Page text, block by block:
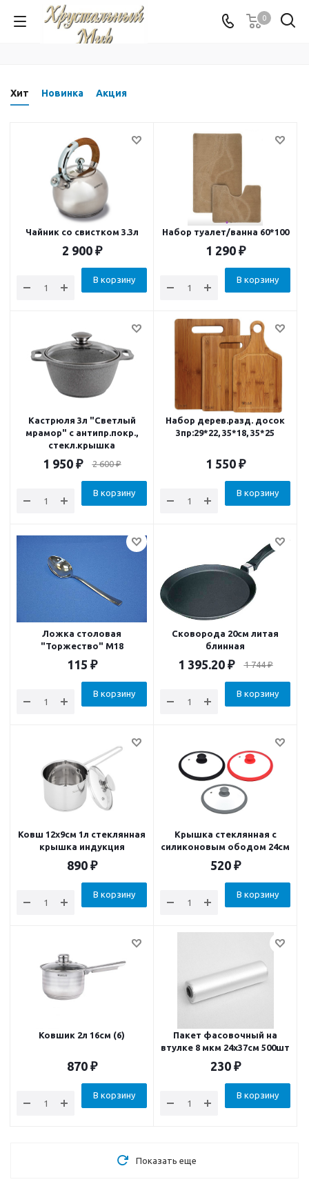
0
Хит Новинка Акция
Чайник со свистком 3.3л
2 900₽
В корзину
Набор туалет/ванна 60*100
1 290₽
В корзину
Кастрюля 3л "Светлый
мрамор" с антипр.покр.,
стекл.крышка
1 950₽ 2 600₽
В корзину
Набор дерев.разд. досок
3пр:29*22, 35*18, 35*25
1 550₽
В корзину
Ложка столовая
"Торжество" М18
115 ₽
В корзину
Сковорода 20см литая
блинная
1 395.20₽ 1 744₽
В корзину
Ковш 12х9см 1л стеклянная
крышка индукция
890₽
В корзину
Крышка стеклянная с
силиконовым ободом 24см
520₽
В корзину
Ковшик 2л 16см (6)
870₽
В корзину
Пакет фасовочный на
втулке 8 мкм 24x37см 500шт
230₽
В корзину
Показать еще